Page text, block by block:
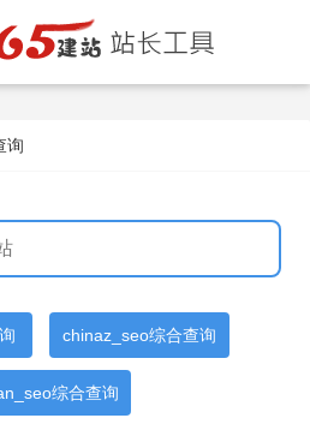
询
chinaz_seo综合查询
综合查询